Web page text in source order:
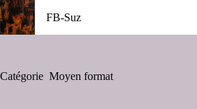
Passer
au
contenu
FB-Suz
Catégorie Moyen format